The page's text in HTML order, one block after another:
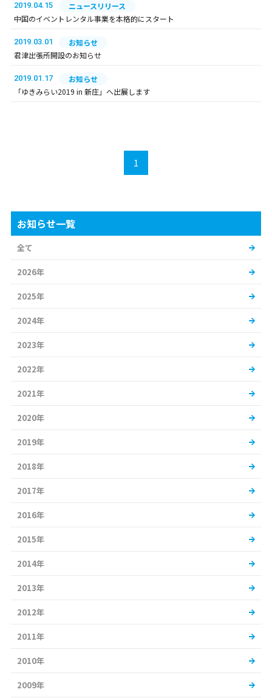
2019.04.15
ニュースリリース
中国のイベントレンタル事業を本格的にスタート
2019.03.01
お知らせ
君津出張所開設のお知らせ
2019.01.17
お知らせ
「ゆきみらい2019 in 新庄」へ出展します
1
お知らせ一覧
全て
2026年
2025年
2024年
2023年
2022年
2021年
2020年
2019年
2018年
2017年
2016年
2015年
2014年
2013年
2012年
2011年
2010年
2009年